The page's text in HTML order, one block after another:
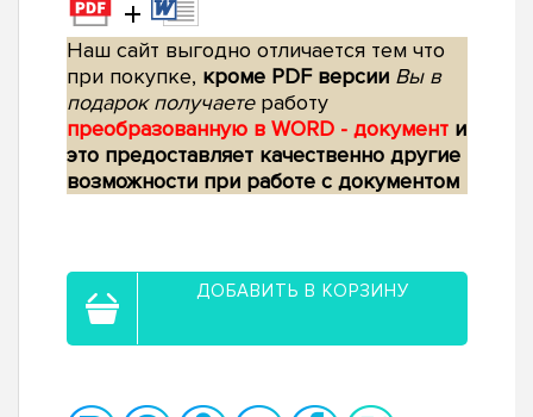
+
Наш сайт выгодно отличается тем что
при покупке, кроме PDF версии Вы в
подарок получаетеработу
преобразованную в WORD - документ и
это предоставляет качественно другие
возможности при работе с документом
ДОБАВИТЬ В КОРЗИНУ